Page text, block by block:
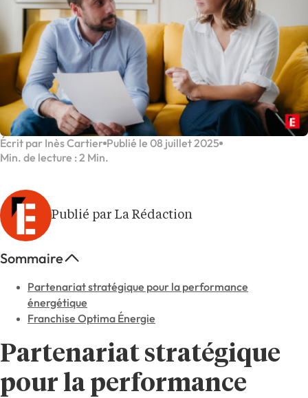
Écrit par Inès Cartier Publié le 08 juillet 2025
Min. de lecture : 2 Min.
Publié par La Rédaction
Sommaire
Partenariat stratégique pour la performance
énergétique
Franchise Optima Énergie
Partenariat stratégique
pour la performance